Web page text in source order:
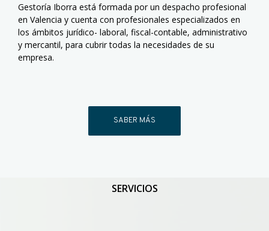
Gestoría Iborra está formada por un despacho profesional
en Valencia y cuenta con profesionales especializados en
los ámbitos jurídico- laboral, fiscal-contable, administrativo
y mercantil, para cubrir todas la necesidades de su
empresa.
SABER MÁS
SERVICIOS